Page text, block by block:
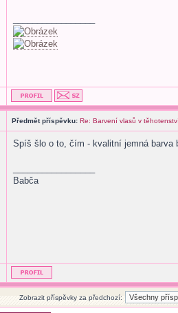
Předmět příspěvku: Re: Barvení vlasů v
Spíš šlo o to, čím - kvalitní jemná barva
Babča
Zobrazit příspěvky za předchozí: